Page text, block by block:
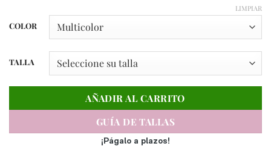
COLOR
TALLA
LIMPIAR
AÑADIR AL CARRITO
GUÍA DE TALLAS